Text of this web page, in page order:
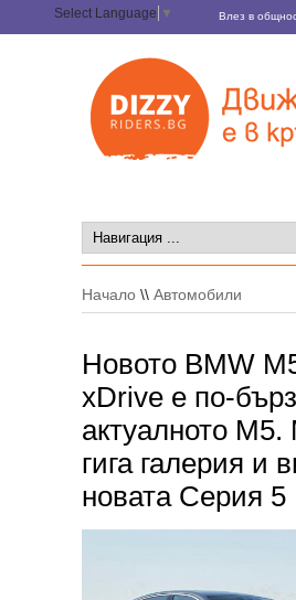
Select Language ▼ Влез в
Начало \\ Автомобили
Новото BMW
xDrive е по-
актуалното M5.
гига галерия и
новата Серия 5